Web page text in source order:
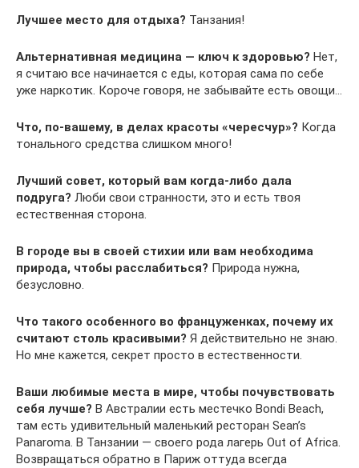
Лучшее место для отдыха? Танзания!
Альтернативная медицина — ключ к здоровью? Нет,
я считаю все начинается с еды, которая сама по себе
уже наркотик. Короче говоря, не забывайте есть овощи…
Что, по-вашему, в делах красоты «чересчур»? Когда
тонального средства слишком много!
Лучший совет, который вам когда-либо дала
подруга? Люби свои странности, это и есть твоя
естественная сторона.
В городе вы в своей стихии или вам необходима
природа, чтобы расслабиться? Природа нужна,
безусловно.
Что такого особенного во француженках, почему их
считают столь красивыми? Я действительно не знаю.
Но мне кажется, секрет просто в естественности.
Ваши любимые места в мире, чтобы почувствовать
себя лучше? В Австралии есть местечко Bondi Beach,
там есть удивительный маленький ресторан Sean’s
Panaroma. В Танзании — своего рода лагерь Out of Africa.
Возвращаться обратно в Париж оттуда всегда